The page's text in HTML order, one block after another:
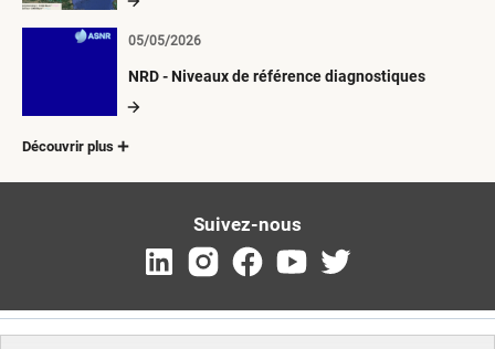
NRD - Niveaux de référence diagnostiques
05/05/2026
Découvrir plus
Suivez-nous